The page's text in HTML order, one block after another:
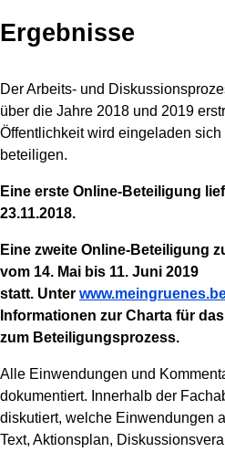
Ergebnisse
Der Arbeits- und
über die Jahre 2018 und 2019
Öffentlichkeit wird eingeladen
beteiligen.
Eine erste Online-Beteiligung
23.11.2018.
Eine zweite Online-Beteiligung
vom 14. Mai bis 11. Juni 2019
statt. Unter
Informationen zur Charta für
zum Beteiligungsprozess.
Alle Einwendungen und
dokumentiert. Innerhalb der
diskutiert, welche Einwendungen
Text, Aktionsplan,